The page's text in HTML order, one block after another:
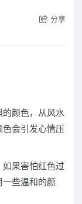
分享
颜色，从风水
会引发心情压
果害怕红色过
一些温和的颜